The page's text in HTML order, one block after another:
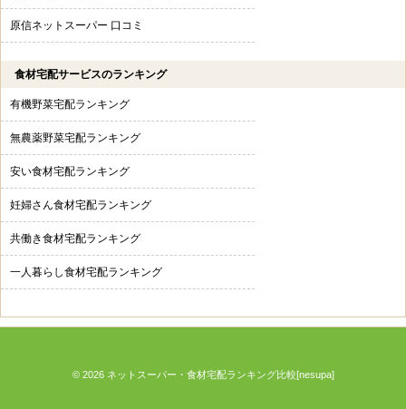
原信ネットスーパー 口コミ
食材宅配サービスのランキング
有機野菜宅配ランキング
無農薬野菜宅配ランキング
安い食材宅配ランキング
妊婦さん食材宅配ランキング
共働き食材宅配ランキング
一人暮らし食材宅配ランキング
© 2026 ネットスーパー・食材宅配ランキング比較[nesupa]